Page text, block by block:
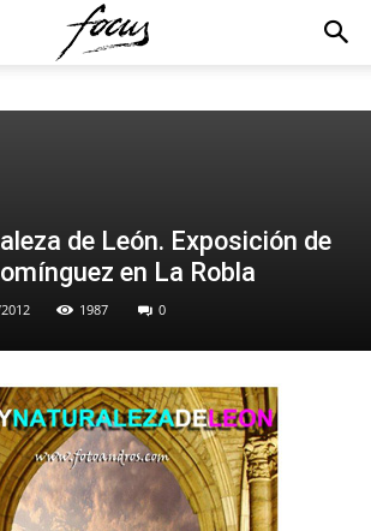
de León. Exposición de
en La Robla
1987 0